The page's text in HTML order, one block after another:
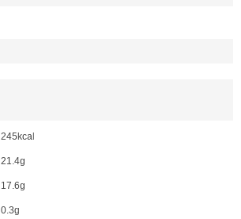
245kcal
21.4g
17.6g
0.3g